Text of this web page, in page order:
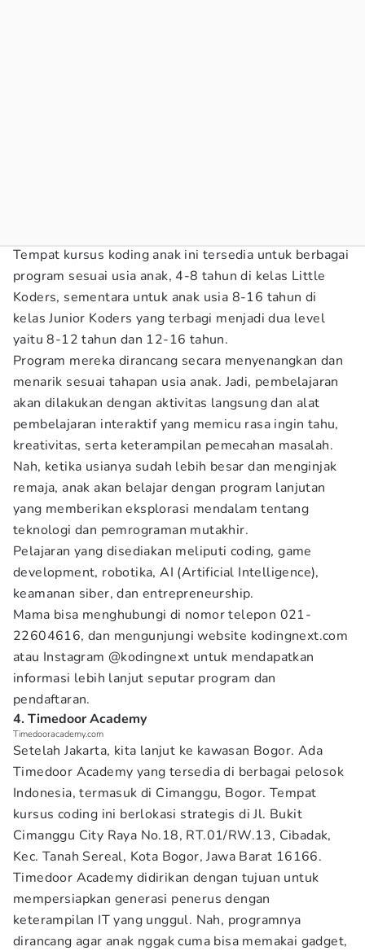
Tempat kursus koding anak ini tersedia untuk berbagai
program sesuai usia anak, 4-8 tahun di kelas Little
Koders, sementara untuk anak usia 8-16 tahun di
kelas Junior Koders yang terbagi menjadi dua level
yaitu 8-12 tahun dan 12-16 tahun.
Program mereka dirancang secara menyenangkan dan
menarik sesuai tahapan usia anak. Jadi, pembelajaran
akan dilakukan dengan aktivitas langsung dan alat
pembelajaran interaktif yang memicu rasa ingin tahu,
kreativitas, serta keterampilan pemecahan masalah.
Nah, ketika usianya sudah lebih besar dan menginjak
remaja, anak akan belajar dengan program lanjutan
yang memberikan eksplorasi mendalam tentang
teknologi dan pemrograman mutakhir.
Pelajaran yang disediakan meliputi coding, game
development, robotika, AI (Artificial Intelligence),
keamanan siber, dan entrepreneurship.
Mama bisa menghubungi di nomor telepon 021-
22604616, dan mengunjungi website kodingnext.com
atau Instagram @kodingnext untuk mendapatkan
informasi lebih lanjut seputar program dan
pendaftaran.
4. Timedoor Academy
Timedooracademy.com
Setelah Jakarta, kita lanjut ke kawasan Bogor. Ada
Timedoor Academy yang tersedia di berbagai pelosok
Indonesia, termasuk di Cimanggu, Bogor. Tempat
kursus coding ini berlokasi strategis di Jl. Bukit
Cimanggu City Raya No.18, RT.01/RW.13, Cibadak,
Kec. Tanah Sereal, Kota Bogor, Jawa Barat 16166.
Timedoor Academy didirikan dengan tujuan untuk
mempersiapkan generasi penerus dengan
keterampilan IT yang unggul. Nah, programnya
dirancang agar anak nggak cuma bisa memakai gadget,